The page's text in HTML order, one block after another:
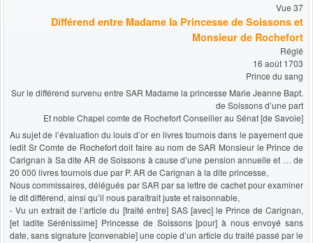
Vue 37
Différend entre Madame la Princesse de Soissons et
Monsieur de Rochefort
Réglé
16 août 1703
Prince du sang
Sur le différend survenu entre SAR Madame la princesse Marie Jeanne Bapt.
de Soissons d’une part
Et noble Chapel comte de Rochefort Conseiller au Sénat [de Savoie]
Au sujet de l’évaluation du louis d’or en livres tournois dans le payement que
ledit Sr Comte de Rochefort doit faire au nom de SAR Monsieur le Prince de
Carignan à Sa dite AR de Soissons à cause d’une pension annuelle et … de
20 000 livres tournois due par P. AR de Carignan à la dite princesse,
Nous commissaires, délégués par SAR par sa lettre de cachet pour examiner
le dit différend, ainsi qu’il nous paraîtrait juste et raisonnable,
- Vu un extrait de l’article du [traité entre] SAS [avec] le Prince de Carignan,
[et ladite Sérénissime] Princesse de Soissons [pour] à nous envoyé sans
date, sans signature [convenable] une copie d’un article du traité passé par le